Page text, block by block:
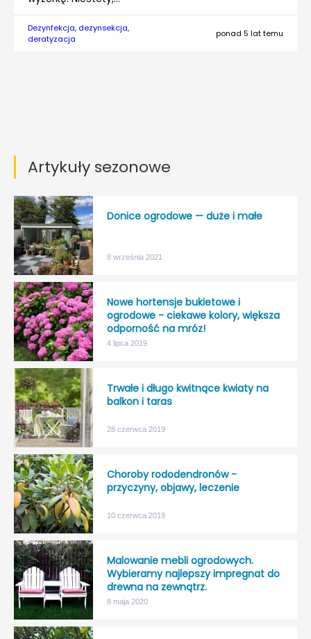
Dezynfekcja, dezynsekcja,
deratyzacja
ponad 5 lat temu
Artykuły sezonowe
Donice ogrodowe — duże i małe
8 września 2021
Nowe hortensje bukietowe i
ogrodowe - ciekawe kolory, większa
odporność na mróz!
4 lipca 2019
Trwałe i długo kwitnące kwiaty na
balkon i taras
28 czerwca 2019
Choroby rododendronów -
przyczyny, objawy, leczenie
10 czerwca 2019
Malowanie mebli ogrodowych.
Wybieramy najlepszy impregnat do
drewna na zewnątrz.
8 maja 2020